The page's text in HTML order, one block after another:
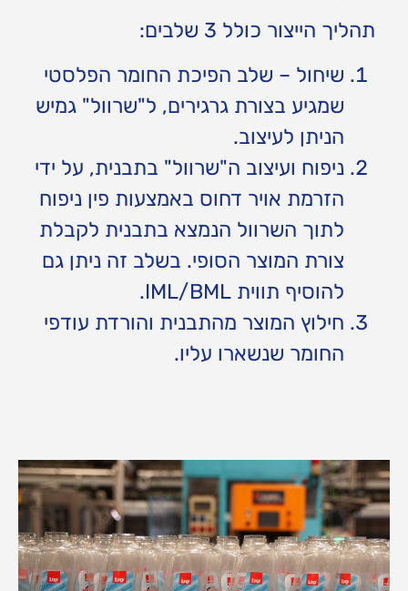
תהליך הייצור כולל 3 שלבים:
שיחול – שלב הפיכת החומר הפלסטי
שמגיע בצורת גרגירים, ל"שרוול" גמיש
הניתן לעיצוב.
ניפוח ועיצוב ה"שרוול" בתבנית, על ידי
הזרמת אויר דחוס באמצעות פין ניפוח
לתוך השרוול הנמצא בתבנית לקבלת
צורת המוצר הסופי. בשלב זה ניתן גם
להוסיף תווית IML/BML.
חילוץ המוצר מהתבנית והורדת עודפי
החומר שנשארו עליו.